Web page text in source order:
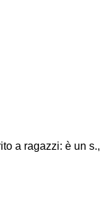
a ragazzi: è un s.,